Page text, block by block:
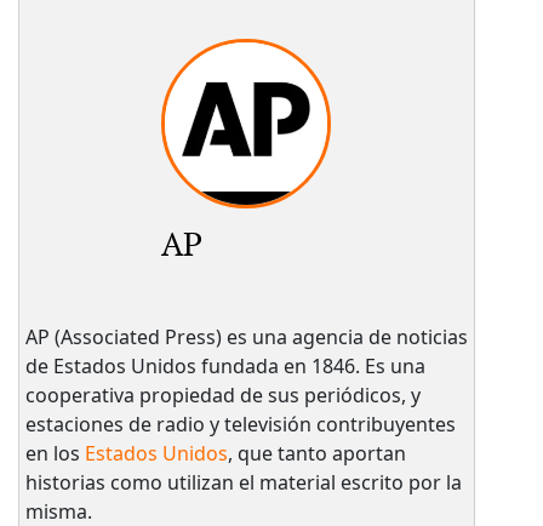
AP
AP (Associated Press) es una agencia de noticias
de Estados Unidos fundada en 1846. Es una
cooperativa propiedad de sus periódicos, y
estaciones de radio y televisión contribuyentes
en los Estados Unidos, que tanto aportan
historias como utilizan el material escrito por la
misma.